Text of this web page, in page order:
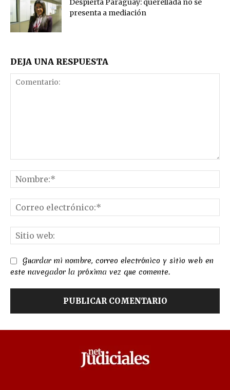
Despierta Paraguay: querellada no se
presenta a mediación
DEJA UNA RESPUESTA
Guardar mi nombre, correo electrónico y sitio web en
este navegador la próxima vez que comente.